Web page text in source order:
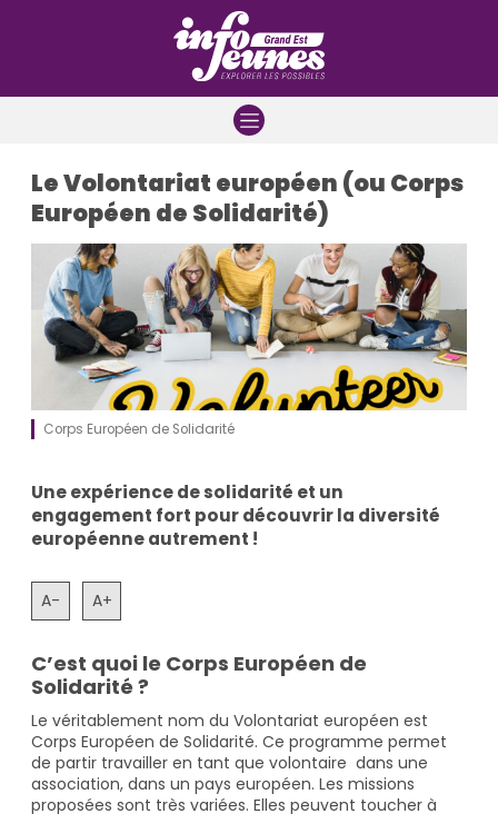
Le Volontariat européen (ou Corps
Européen de Solidarité)
Corps Européen de Solidarité
Une expérience de solidarité et un
engagement fort pour découvrir la diversité
européenne autrement !
A- A+
C’est quoi le Corps Européen de
Solidarité ?
Le véritablement nom du Volontariat européen est
Corps Européen de Solidarité. Ce programme permet
de partir travailler en tant que volontaire dans une
association, dans un pays européen. Les missions
proposées sont très variées. Elles peuvent toucher à